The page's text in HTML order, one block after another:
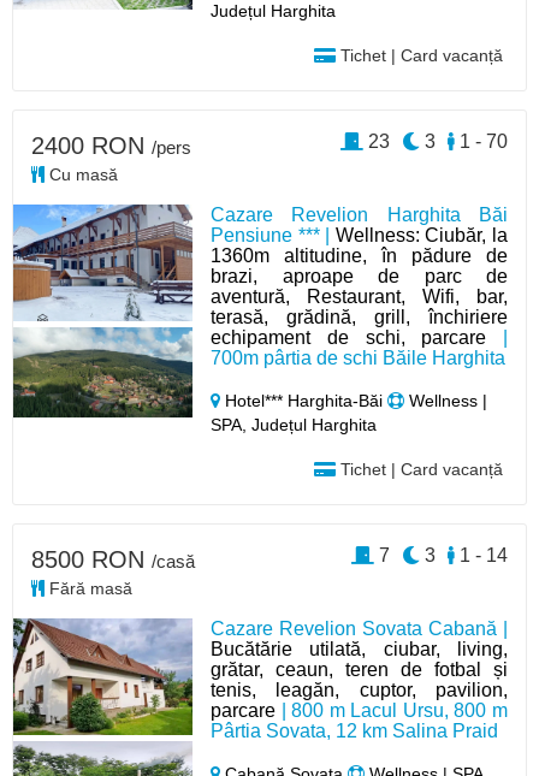
Județul Harghita
Tichet | Card vacanță
Cazare Revelion Harghita Băi
Pensiune *** | Wellness: Ciubăr, la
1360m altitudine, în pădure de
brazi, aproape de parc de
aventură, Restaurant, Wifi, bar,
terasă, grădină, grill, închiriere
echipament de schi, parcare
700m pârtia de schi Băile Harghita
Hotel*** Harghita-Băi
Wellness |
SPA, Județul Harghita
Tichet | Card vacanță
2400 RON /pers
Cu masă
1 - 70
3
23
Cazare Revelion Sovata Cabană |
Bucătărie utilată, ciubar, living,
grătar, ceaun, teren de fotbal și
tenis, leagăn, cuptor, pavilion,
parcare | 800 m Lacul Ursu, 800 m
Pârtia Sovata, 12 km Salina Praid
8500 RON /casă
Fără masă
1 - 14
3
7